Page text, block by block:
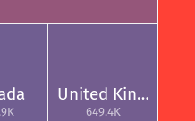
United Kin…
649.4K